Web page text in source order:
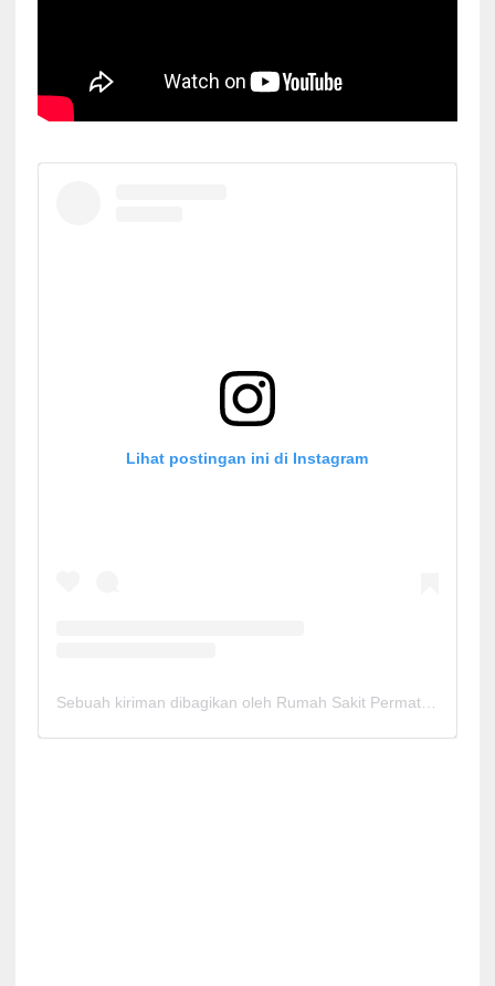
Lihat postingan ini di Instagram
Sebuah kiriman dibagikan oleh Rumah Sakit Permata Cirebon (@rspermatacirebon)